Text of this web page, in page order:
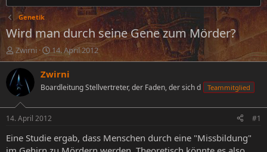
Genetik
Wird man durch seine Gene zum Mörder?
E
r
s
t
e
l
e
r
Zwirni
E
r
s
e
a
14. April 2012
Zwirni
Boardleitung Stellvertreter, der Faden, der sich d Teammitglied
14. April 2012 #1
Eine Studie ergab, dass Menschen durch eine "Missbildung"